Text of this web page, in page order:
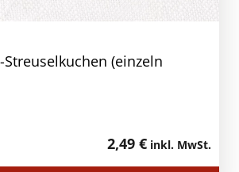
(einzeln
2,49 € inkl. MwSt.